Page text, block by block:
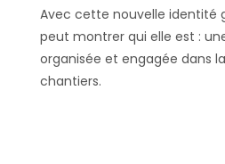
Avec cette nouvelle identité
peut montrer qui elle est :
organisée et engagée dans
chantiers.